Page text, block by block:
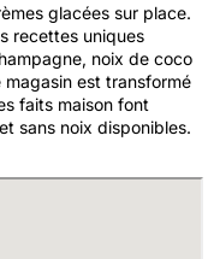
glacées sur place.
recettes uniques
noix de coco
magasin est transformé
faits maison font
sans noix disponibles.